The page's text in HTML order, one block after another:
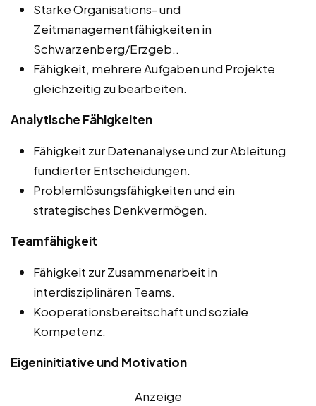
Starke Organisations- und
Zeitmanagementfähigkeiten in
Schwarzenberg/Erzgeb..
Fähigkeit, mehrere Aufgaben und Projekte
gleichzeitig zu bearbeiten.
Analytische Fähigkeiten
Fähigkeit zur Datenanalyse und zur Ableitung
fundierter Entscheidungen.
Problemlösungsfähigkeiten und ein
strategisches Denkvermögen.
Teamfähigkeit
Fähigkeit zur Zusammenarbeit in
interdisziplinären Teams.
Kooperationsbereitschaft und soziale
Kompetenz.
Eigeninitiative und Motivation
Anzeige